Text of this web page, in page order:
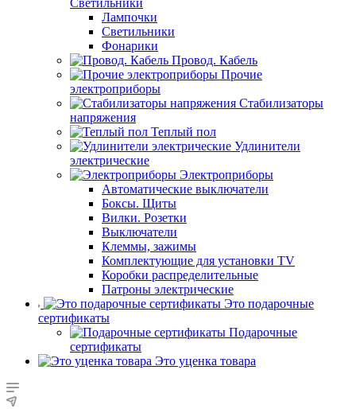
Светильники
Лампочки
Светильники
Фонарики
Провод. Кабель
Прочие
электроприборы
Стабилизаторы
напряжения
Теплый пол
Удлинители
электрические
Электроприборы
Автоматические выключатели
Боксы. Щиты
Вилки. Розетки
Выключатели
Клеммы, зажимы
Комплектующие для установки TV
Коробки распределительные
Патроны электрические
Это подарочные
сертификаты
Подарочные
сертификаты
Это уценка товара